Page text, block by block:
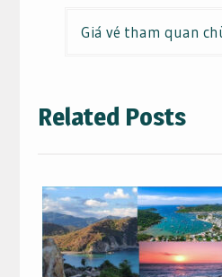
Giá vé tham quan
Related Posts